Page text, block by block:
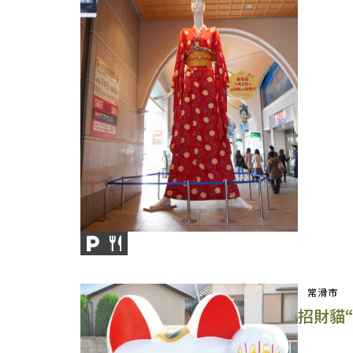
常滑市
招財貓